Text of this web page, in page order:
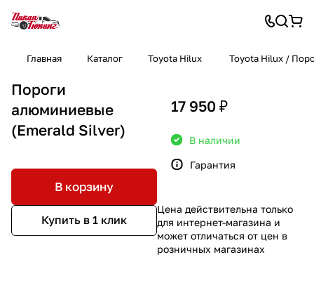
Главная Каталог Toyota Hilux Toyota Hilux /
Пороги
алюминиевые
(Emerald Silver)
В корзину
Купить в 1 клик
17 950 ₽
В наличии
Гарантия
Цена действительна только
для интернет-магазина и
может отличаться от цен в
розничных магазинах